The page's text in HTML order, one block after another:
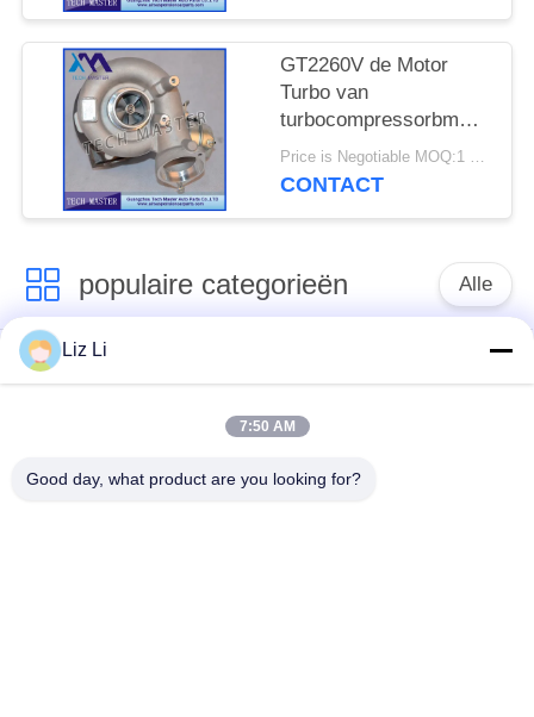
GT2260V de Motor
Turbo van
turbocompressorbmw
X5 742417-0001
753392-5015S M57TU
Price is Negotiable MOQ:1 stk
CONTACT
populaire categorieën Alle
De Schok van de
luchtopschorting
luchtopschorting
Benz de Delen
BMW-de Delen van
Liz Li
7:50 AM
Good day, what product are you looking for?